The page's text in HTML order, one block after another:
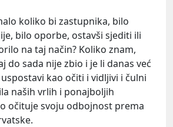
koliko bi zastupnika, bilo
bilo oporbe, ostavši sjediti ili
na taj način? Koliko znam,
do sada nije zbio i je li danas već
kao očiti i vidljivi i čulni
naših vrlih i ponajboljih
očituje svoju odbojnost prema